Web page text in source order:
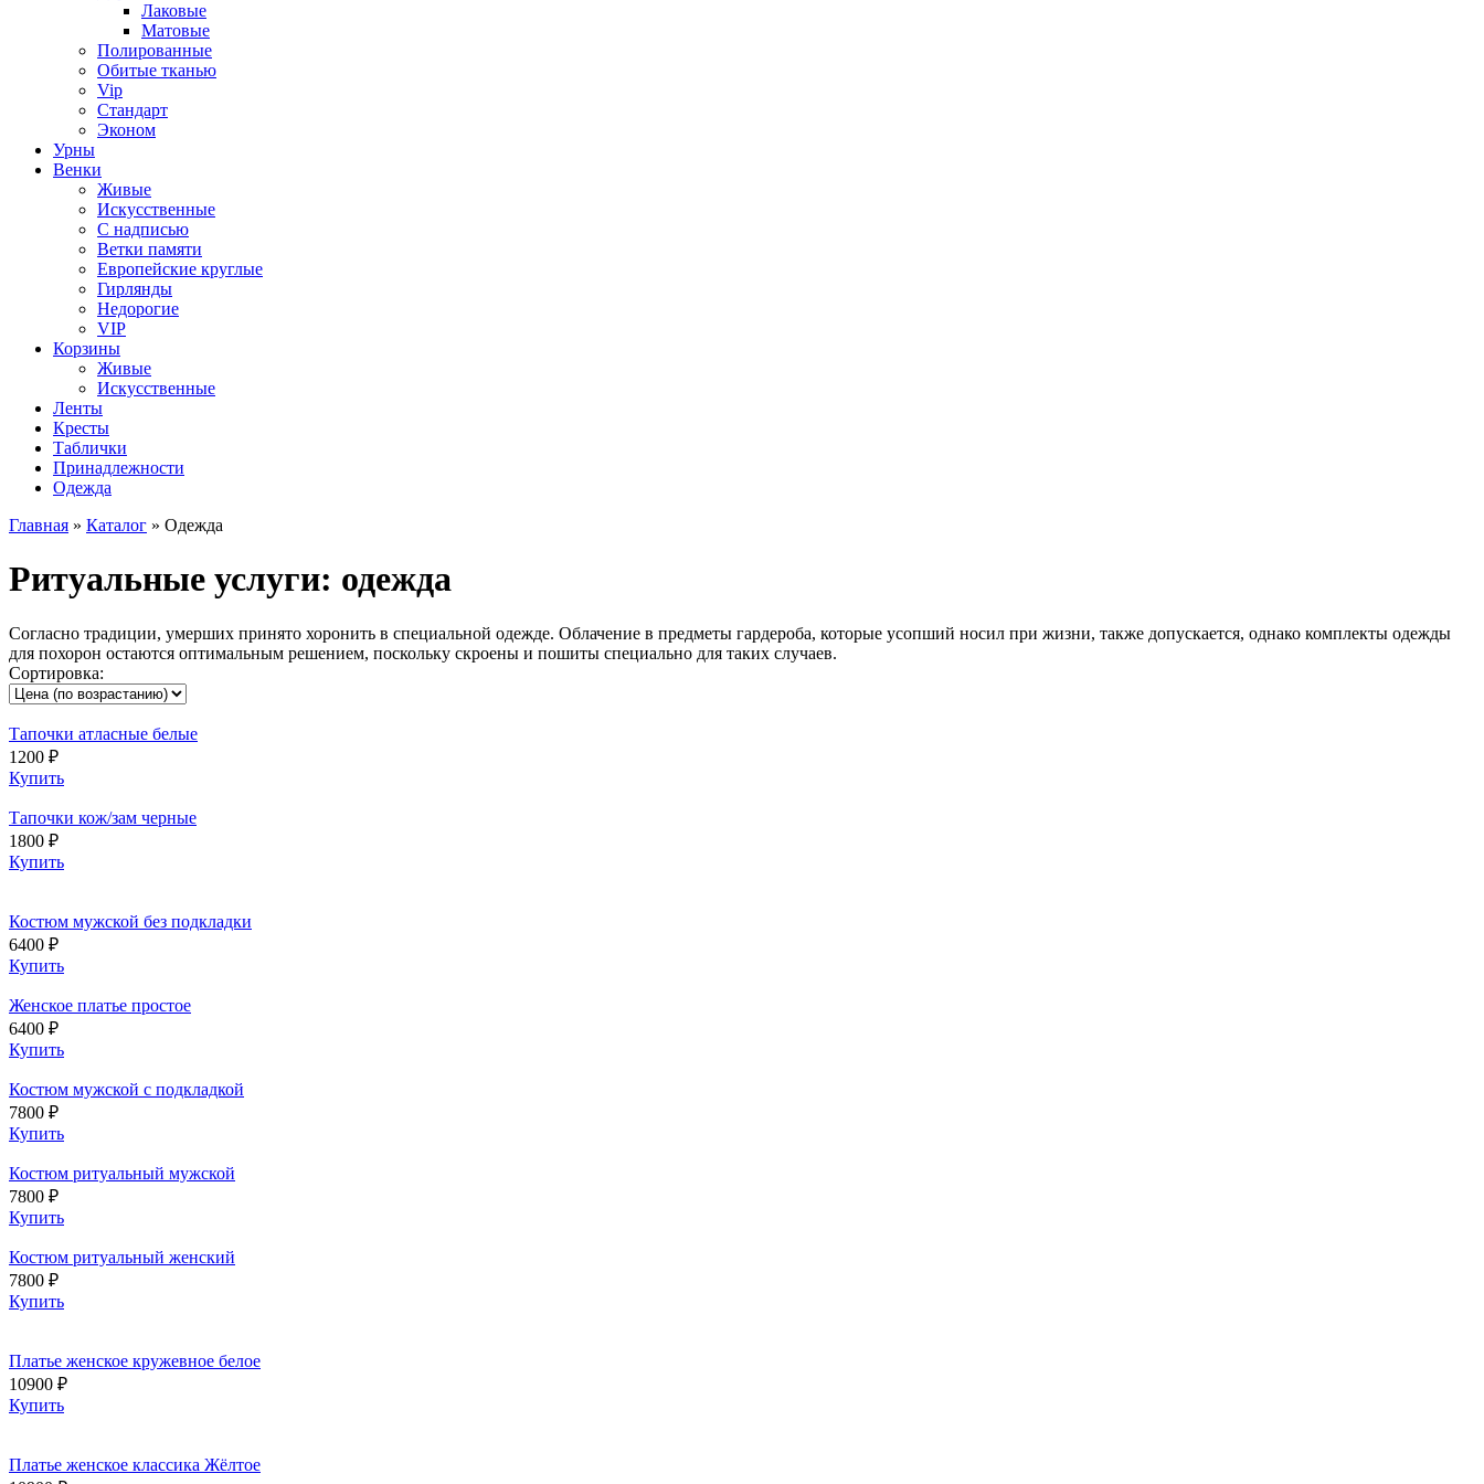
Лаковые
Матовые
Полированные
Обитые тканью
Vip
Стандарт
Эконом
Урны
Венки
Живые
Искусственные
С надписью
Ветки памяти
Европейские круглые
Гирлянды
Недорогие
VIP
Корзины
Живые
Искусственные
Ленты
Кресты
Таблички
Принадлежности
Одежда
Главная » Каталог » Одежда
Ритуальные услуги: одежда
Согласно традиции, умерших принято хоронить в специальной одежде. Облачение в предметы гардероба, которые усопший носил при жизни, также допускается, однако комплекты одежды
для похорон остаются оптимальным решением, поскольку скроены и пошиты специально для таких случаев.
Сортировка:
Тапочки атласные белые
1200 ₽
Купить
Тапочки кож/зам черные
1800 ₽
Купить
Костюм мужской без подкладки
6400 ₽
Купить
Женское платье простое
6400 ₽
Купить
Костюм мужской с подкладкой
7800 ₽
Купить
Костюм ритуальный мужской
7800 ₽
Купить
Костюм ритуальный женский
7800 ₽
Купить
Платье женское кружевное белое
10900 ₽
Купить
Платье женское классика Жёлтое